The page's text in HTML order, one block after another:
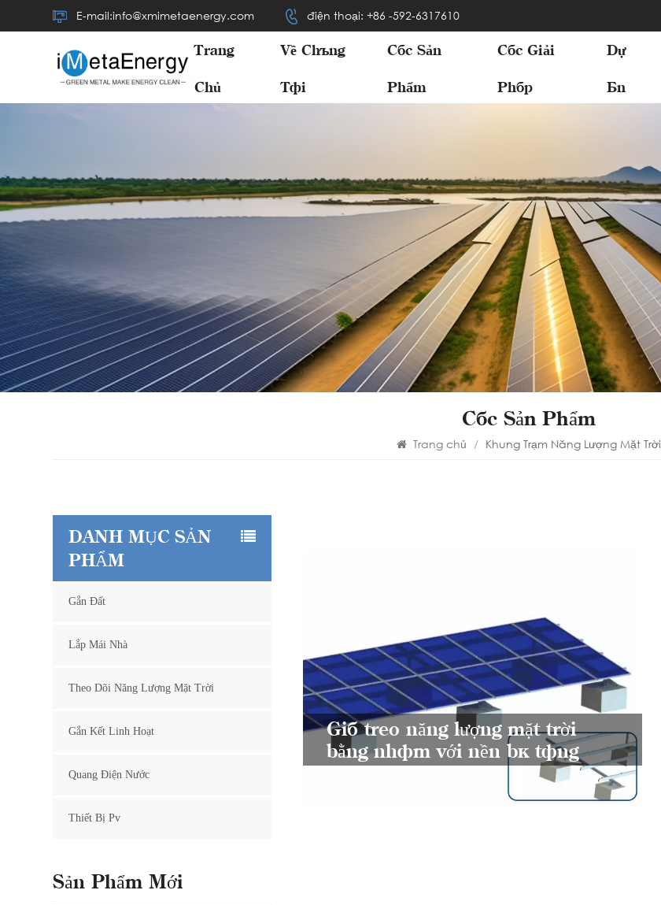
E-mail:info@xmimetaenergy.com điện thoại: +86 -592-6317610
Trang
Chủ
Về Chúng
Tôi
Các Sản
Phẩm
Các Giải
Pháp
Dự
Án
Các Sản Phẩm
Trang chủ / Khung Trạm Năng Lượng Mặt Trời
Giá treo năng lượng mặt trời
bằng nhôm với nền bê tông
DANH MỤC SẢN
PHẨM
Gắn Đất
Lắp Mái Nhà
Theo Dõi Năng Lượng Mặt Trời
Gắn Kết Linh Hoạt
Quang Điện Nước
Thiết Bị Pv
Sản Phẩm Mới